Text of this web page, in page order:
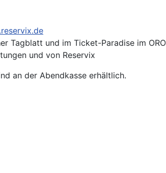
Tagblatt und im Ticket-Paradise im
und von Reservix
an der Abendkasse erhältlich.